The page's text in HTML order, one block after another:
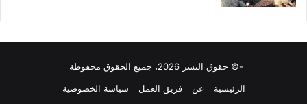
-© حقوق النشر 2026، جميع الحقوق محفوظة
الرئيسية
عن فريق العمل سياسة الخصوصية